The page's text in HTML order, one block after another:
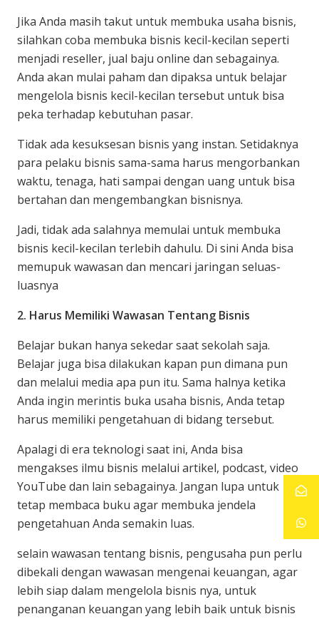
Jika Anda masih takut untuk membuka usaha bisnis,
silahkan coba membuka bisnis kecil-kecilan seperti
menjadi reseller, jual baju online dan sebagainya.
Anda akan mulai paham dan dipaksa untuk belajar
mengelola bisnis kecil-kecilan tersebut untuk bisa
peka terhadap kebutuhan pasar.
Tidak ada kesuksesan bisnis yang instan. Setidaknya
para pelaku bisnis sama-sama harus mengorbankan
waktu, tenaga, hati sampai dengan uang untuk bisa
bertahan dan mengembangkan bisnisnya.
Jadi, tidak ada salahnya memulai untuk membuka
bisnis kecil-kecilan terlebih dahulu. Di sini Anda bisa
memupuk wawasan dan mencari jaringan seluas-
luasnya
2. Harus Memiliki Wawasan Tentang Bisnis
Belajar bukan hanya sekedar saat sekolah saja.
Belajar juga bisa dilakukan kapan pun dimana pun
dan melalui media apa pun itu. Sama halnya ketika
Anda ingin merintis buka usaha bisnis, Anda tetap
harus memiliki pengetahuan di bidang tersebut.
Apalagi di era teknologi saat ini, Anda bisa
mengakses ilmu bisnis melalui artikel, podcast, video
YouTube dan lain sebagainya. Jangan lupa untuk
tetap membaca buku agar membuka jendela
pengetahuan Anda semakin luas.
selain wawasan tentang bisnis, pengusaha pun perlu
dibekali dengan wawasan mengenai keuangan, agar
lebih siap dalam mengelola bisnis nya, untuk
penanganan keuangan yang lebih baik untuk bisnis